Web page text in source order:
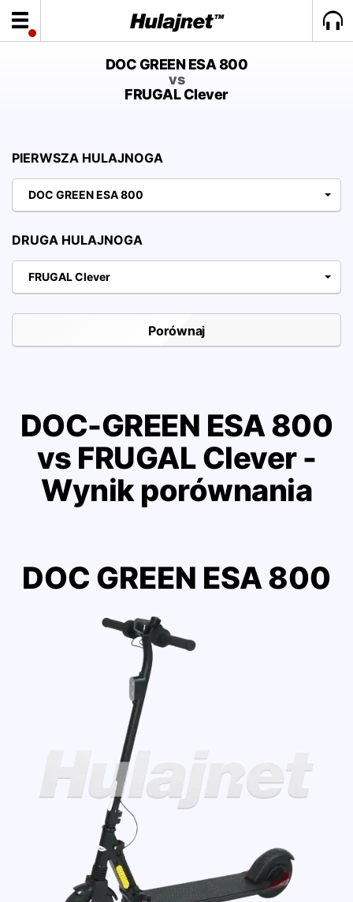
DOC GREEN ESA 800
vs
FRUGAL Clever
PIERWSZA HULAJNOGA
DOC GREEN ESA 800
DRUGA HULAJNOGA
FRUGAL Clever
DOC-GREEN ESA 800
vs FRUGAL Clever -
Wynik porównania
DOC GREEN ESA 800